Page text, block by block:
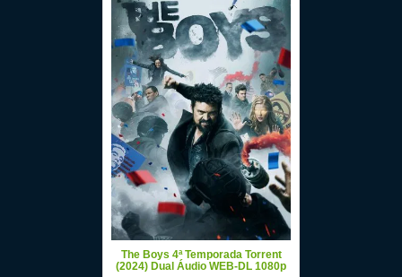
The Boys 4ª Temporada Torrent
(2024) Dual Áudio WEB-DL 1080p